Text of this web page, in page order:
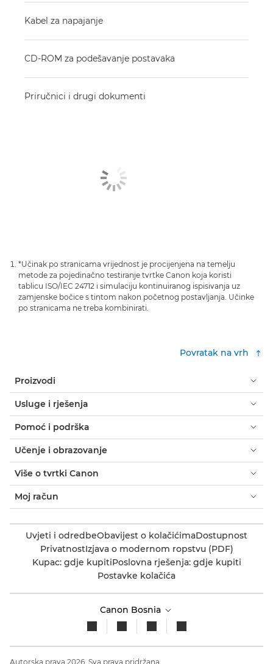
Kabel za napajanje
CD-ROM za podešavanje postavaka
Priručnici i drugi dokumenti
*Učinak po stranicama vrijednost je procijenjena na temelju
metode za pojedinačno testiranje tvrtke Canon koja koristi
tablicu ISO/IEC 24712 i simulaciju kontinuiranog ispisivanja uz
zamjenske bočice s tintom nakon početnog postavljanja. Učinke
po stranicama ne treba kombinirati.
Povratak na vrh
Proizvodi
Usluge i rješenja
Pomoć i podrška
Učenje i obrazovanje
Više o tvrtki Canon
Moj račun
Uvjeti i odredbeObavijest o kolačićimaDostupnost
PrivatnostIzjava o modernom ropstvu (PDF)
Kupac: gdje kupitiPoslovna rješenja: gdje kupiti
Postavke kolačića
Canon Bosnia
Autorska prava 2026. Sva prava pridržana.